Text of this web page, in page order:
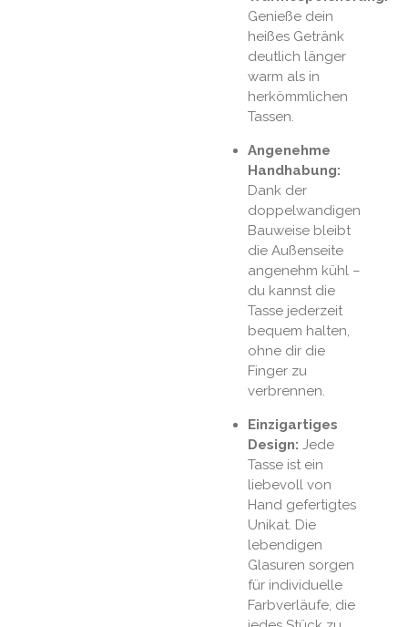
Genieße dein
heißes Getränk
deutlich länger
warm als in
herkömmlichen
Tassen.
Angenehme
Handhabung:
Dank der
doppelwandigen
Bauweise bleibt
die Außenseite
angenehm kühl –
du kannst die
Tasse jederzeit
bequem halten,
ohne dir die
Finger zu
verbrennen.
Einzigartiges
Design: Jede
Tasse ist ein
liebevoll von
Hand gefertigtes
Unikat. Die
lebendigen
Glasuren sorgen
für individuelle
Farbverläufe, die